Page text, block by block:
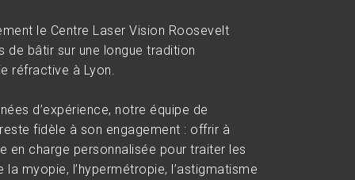
le Centre Laser Vision Roosevelt
de bâtir sur une longue tradition
réfractive à Lyon.
d’expérience, notre équipe de
fidèle à son engagement : offrir à
en charge personnalisée pour traiter les
myopie, l’hypermétropie, l’astigmatisme